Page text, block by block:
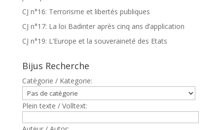
CJ n°16: Terrorisme et libertés publiques
CJ n°17: La loi Badinter après cinq ans d’application
CJ n°19: L’Europe et la souveraineté des Etats
Bijus Recherche
Catègorie / Kategorie:
Plein texte / Volltext: